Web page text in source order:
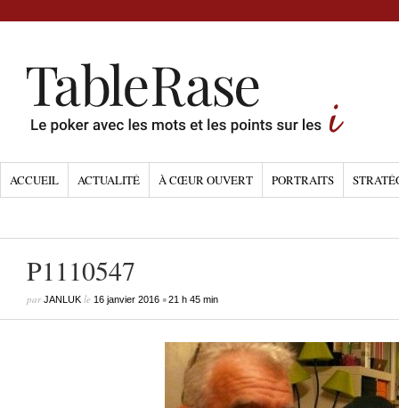
ACCUEIL ACTUALITÉ À CŒUR OUVERT PORTRAITS
P1110547
parJANLUK le 16 janvier 2016 •21 h 45 min